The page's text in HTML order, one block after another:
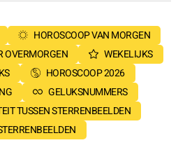
HOROSCOOP VAN MORGEN
OVERMORGEN
WEKELIJKS
HOROSCOOP 2026
GELUKSNUMMERS
TUSSEN STERRENBEELDEN